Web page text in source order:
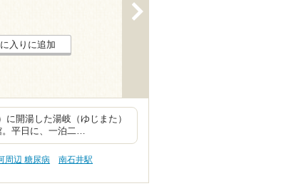
入りに追加
開湯した湯岐（ゆじまた）
。平日に、一泊二…
周辺 糖尿病
南石井駅